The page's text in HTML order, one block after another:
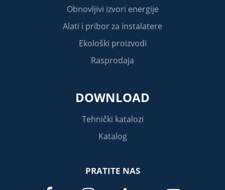
Obnovljivi izvori energije
Alati i pribor za instalatere
Ekološki proizvodi
Rasprodaja
DOWNLOAD
Tehnički katalozi
Katalog
PRATITE NAS